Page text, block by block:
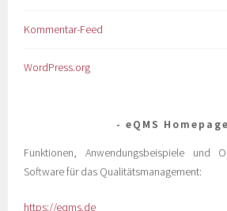
Kommentar-Feed
WordPress.org
eQMS Homepage
Funktionen, Anwendungsbeispiele und
Software für das Qualitätsmanagement:
https://eqms.de